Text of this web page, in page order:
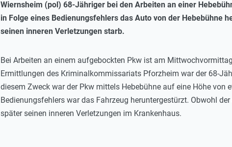
Wiernsheim (pol) 68-Jähriger bei den Arbeiten an einer
in Folge eines Bedienungsfehlers das Auto von der Hebebühne
seinen inneren Verletzungen starb.
Bei Arbeiten an einem aufgebockten Pkw ist am
Ermittlungen des Kriminalkommissariats Pforzheim war der 68-
diesem Zweck war der Pkw mittels Hebebühne auf eine Höhe
Bedienungsfehlers war das Fahrzeug heruntergestürzt. Obwohl
später seinen inneren Verletzungen im Krankenhaus.